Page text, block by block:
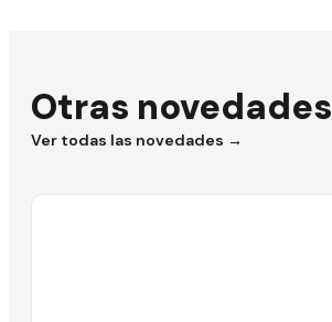
Otras novedades
Ver todas las novedades →